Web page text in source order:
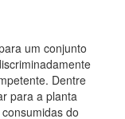
um conjunto
Dentre
para a planta
do